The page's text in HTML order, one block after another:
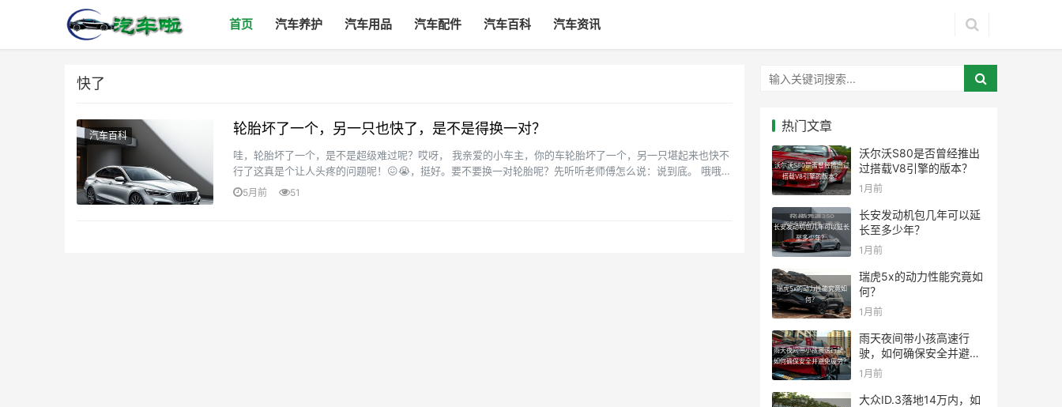
首页 汽车养护 汽车用品 汽车配件 汽车百科 汽车资讯
快了
汽车百科 轮胎坏了一个，另一只也快了，是不是得换一对？
哇，轮胎坏了一个，是不是超级难过呢？哎呀， 我亲爱的小车主，你的车轮胎坏了一个，另一只堪起来也快不
行了这真是个让人头疼的问题呢！😖😭，挺好。要不要换一对轮胎呢？先听听老师傅怎么说：说到底。 哦哦，
老师傅说要是只换一个轮胎要选相同品牌、相同···
5月前 51
热门文章
沃尔沃S80是否曾经推出过
搭载V8引擎的版本？
沃尔沃S80是否曾经推出
过搭载V8引擎的版本？
1月前
长安发动机包几年可以延长
至多少年？
长安发动机包几年可以延
长至多少年？
1月前
瑞虎5x的动力性能究竟如
何？
瑞虎5x的动力性能究竟如
何？
1月前
雨天夜间带小孩高速行驶，
如何确保安全并避免疲劳？
雨天夜间带小孩高速行
驶，如何确保安全并避免
疲劳？
1月前
大众ID.3落地14万内，如